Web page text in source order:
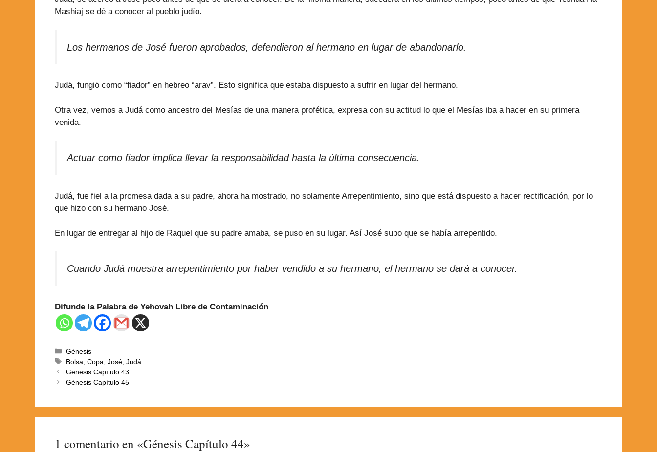
Mashiaj se dé a conocer al pueblo judío.
Los hermanos de José fueron aprobados, defendieron al hermano en lugar de abandonarlo.
Judá, fungió como “fiador” en hebreo “arav”. Esto significa que estaba dispuesto a sufrir en lugar del hermano.
Otra vez, vemos a Judá como ancestro del Mesías de una manera profética, expresa con su actitud lo que el Mesías iba a hacer en su primera
venida.
Actuar como fiador implica llevar la responsabilidad hasta la última consecuencia.
Judá, fue fiel a la promesa dada a su padre, ahora ha mostrado, no solamente Arrepentimiento, sino que está dispuesto a hacer rectificación, por lo
que hizo con su hermano José.
En lugar de entregar al hijo de Raquel que su padre amaba, se puso en su lugar. Así José supo que se había arrepentido.
Cuando Judá muestra arrepentimiento por haber vendido a su hermano, el hermano se dará a conocer.
Difunde la Palabra de Yehovah Libre de Contaminación
Génesis
Bolsa ,Copa ,José ,Judá
Génesis Capítulo 43
Génesis Capítulo 45
1 comentario en «Génesis Capítulo 44»